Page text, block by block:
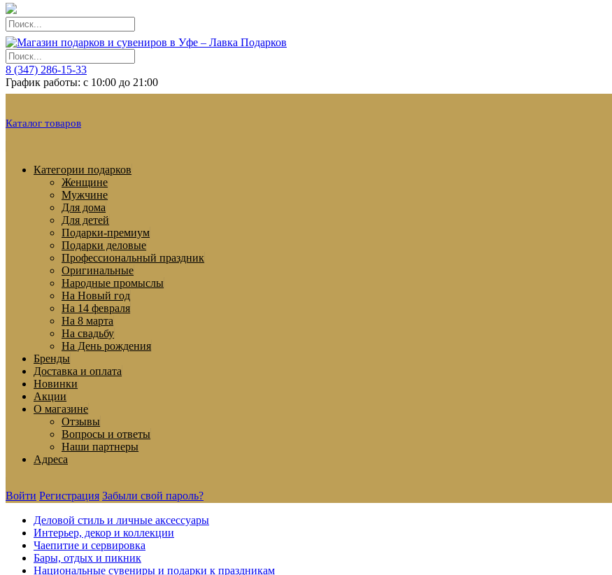
8 (347) 286-15-33
График работы: с 10:00 до 21:00
Каталог товаров
Категории подарков
Женщине
Мужчине
Для дома
Для детей
Подарки-премиум
Подарки деловые
Профессиональный праздник
Оригинальные
Народные промыслы
На Новый год
На 14 февраля
На 8 марта
На свадьбу
На День рождения
Бренды
Доставка и оплата
Новинки
Акции
О магазине
Отзывы
Вопросы и ответы
Наши партнеры
Адреса
Войти Регистрация Забыли свой пароль?
Деловой стиль и личные аксессуары
Интерьер, декор и коллекции
Чаепитие и сервировка
Бары, отдых и пикник
Национальные сувениры и подарки к праздникам